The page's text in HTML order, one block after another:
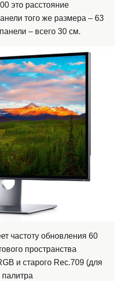
это расстояние
того же размера – 63
– всего 30 см.
частоту обновления 60
пространства
и старого Rec.709 (для